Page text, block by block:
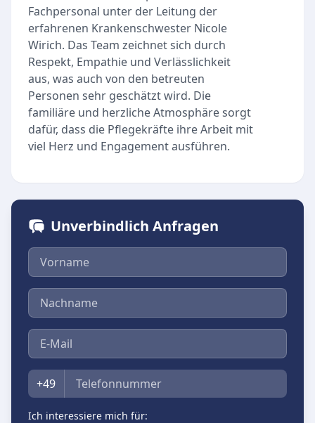
Fachpersonal unter der Leitung der
erfahrenen Krankenschwester Nicole
Wirich. Das Team zeichnet sich durch
Respekt, Empathie und Verlässlichkeit
aus, was auch von den betreuten
Personen sehr geschätzt wird. Die
familiäre und herzliche Atmosphäre sorgt
dafür, dass die Pflegekräfte ihre Arbeit mit
viel Herz und Engagement ausführen.
Unverbindlich Anfragen
Vorname
Nachname
E-Mail
Telefon
+49
Ich interessiere mich für: